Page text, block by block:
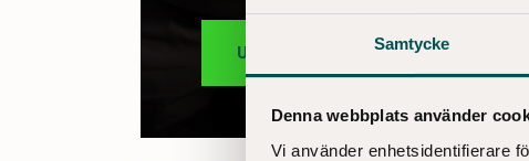
Samtycke
Denna webbplats använder
Vi använder enhetsidentifierare
UTFORSKA EKONOMILABBET